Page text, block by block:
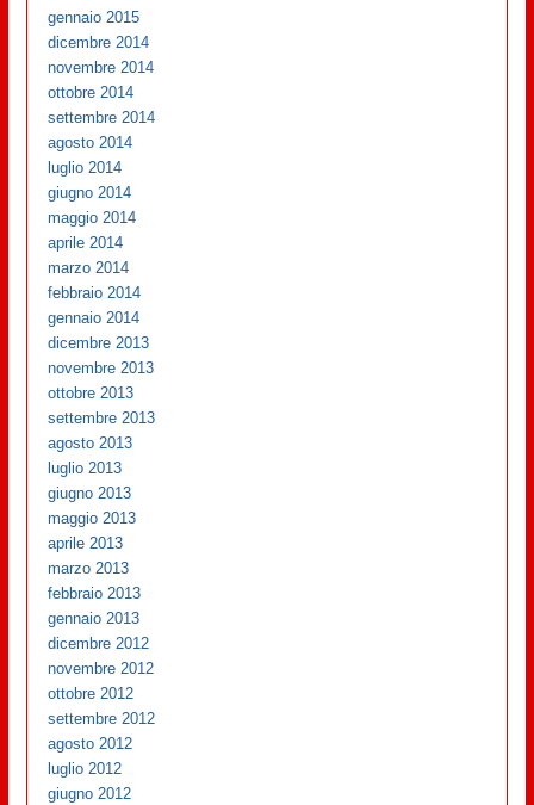
gennaio 2015
dicembre 2014
novembre 2014
ottobre 2014
settembre 2014
agosto 2014
luglio 2014
giugno 2014
maggio 2014
aprile 2014
marzo 2014
febbraio 2014
gennaio 2014
dicembre 2013
novembre 2013
ottobre 2013
settembre 2013
agosto 2013
luglio 2013
giugno 2013
maggio 2013
aprile 2013
marzo 2013
febbraio 2013
gennaio 2013
dicembre 2012
novembre 2012
ottobre 2012
settembre 2012
agosto 2012
luglio 2012
giugno 2012